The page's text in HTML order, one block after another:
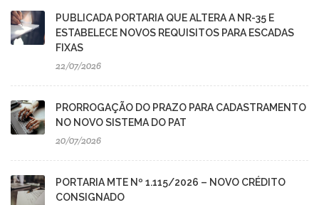
PUBLICADA PORTARIA QUE ALTERA A NR-35 E
ESTABELECE NOVOS REQUISITOS PARA ESCADAS
FIXAS
22/07/2026
PRORROGAÇÃO DO PRAZO PARA CADASTRAMENTO
NO NOVO SISTEMA DO PAT
20/07/2026
PORTARIA MTE Nº 1.115/2026 – NOVO CRÉDITO
CONSIGNADO